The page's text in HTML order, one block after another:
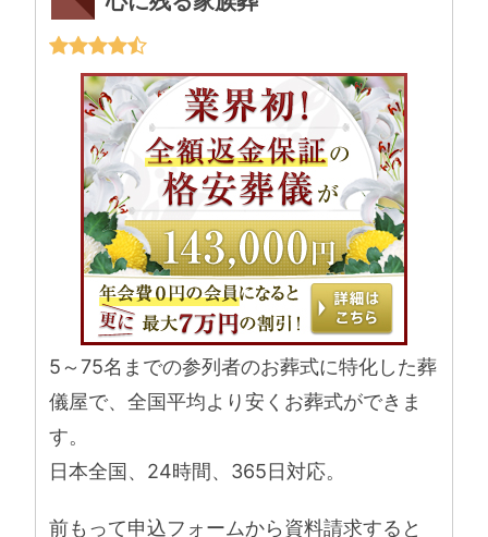
5～75名までの参列者のお葬式に特化した葬
儀屋で、全国平均より安くお葬式ができま
す。
日本全国、24時間、365日対応。
前もって申込フォームから資料請求すると